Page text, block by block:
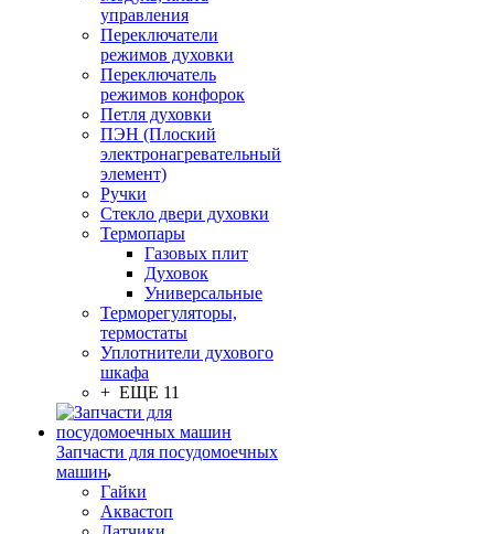
управления
Переключатели
режимов духовки
Переключатель
режимов конфорок
Петля духовки
ПЭН (Плоский
электронагревательный
элемент)
Ручки
Стекло двери духовки
Термопары
Газовых плит
Духовок
Универсальные
Терморегуляторы,
термостаты
Уплотнители духового
шкафа
+ ЕЩЕ 11
Запчасти для посудомоечных
машин
Гайки
Аквастоп